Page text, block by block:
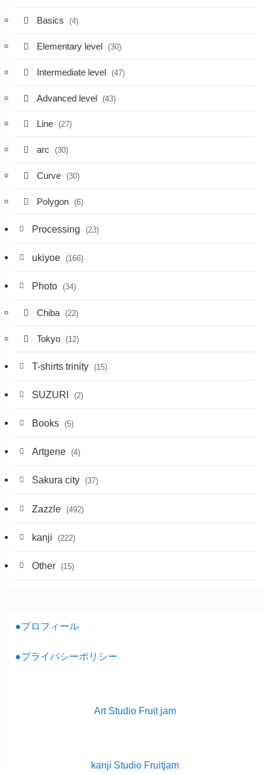
Basics (4)
Elementary level (30)
Intermediate level (47)
Advanced level (43)
Line (27)
arc (30)
Curve (30)
Polygon (6)
Processing (23)
ukiyoe (166)
Photo (34)
Chiba (22)
Tokyo (12)
T-shirts trinity (15)
SUZURI (2)
Books (5)
Artgene (4)
Sakura city (37)
Zazzle (492)
kanji (222)
Other (15)
●プロフィール
●プライバシーポリシー
Art Studio Fruit jam
kanji Studio Fruitjam